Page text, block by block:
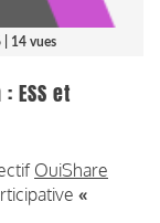
| 14 vues
ESS et
OuiShare
«